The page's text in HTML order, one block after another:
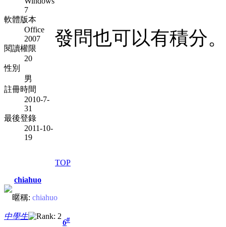
7
軟體版本
Office
2007
閱讀權限
20
性別
男
註冊時間
2010-7-
31
最後登錄
2011-10-
19
發問也可以有積分
TOP
chiahuo
暱稱: chiahuo
中學生
6#